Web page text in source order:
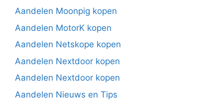
Aandelen Moonpig kopen
Aandelen MotorK kopen
Aandelen Netskope kopen
Aandelen Nextdoor kopen
Aandelen Nextdoor kopen
Aandelen Nieuws en Tips